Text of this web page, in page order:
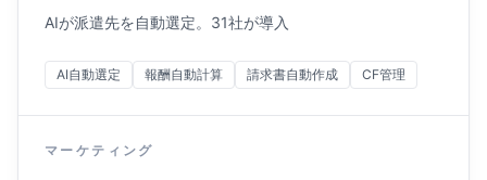
AIが派遣先を自動選定。31社が導入
AI自動選定 報酬自動計算 請求書自動作成 CF管理
マーケティング